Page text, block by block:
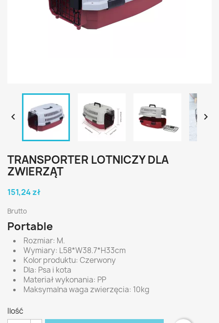
 
TRANSPORTER LOTNICZY DLA
ZWIERZĄT
151,24 zł
Brutto
Portable
Rozmiar: M.
Wymiary: L58*W38.7*H33cm
Kolor produktu: Czerwony
Dla: Psa i kota
Materiał wykonania: PP
Maksymalna waga zwierzęcia: 10kg
Ilość